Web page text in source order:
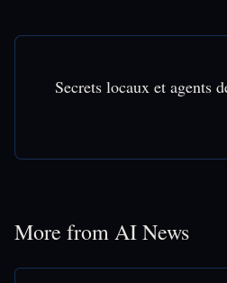
Secrets locaux et agents
More from AI News